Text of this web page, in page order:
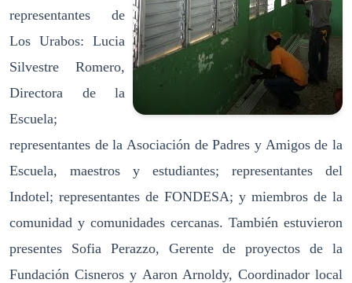
representantes de
Los Urabos: Lucia
Silvestre Romero,
Directora de la
Escuela;
representantes de la Asociación de Padres y Amigos de la
Escuela, maestros y estudiantes; representantes del
Indotel; representantes de FONDESA; y miembros de la
comunidad y comunidades cercanas. También estuvieron
presentes Sofia Perazzo, Gerente de proyectos de la
Fundación Cisneros y Aaron Arnoldy, Coordinador local